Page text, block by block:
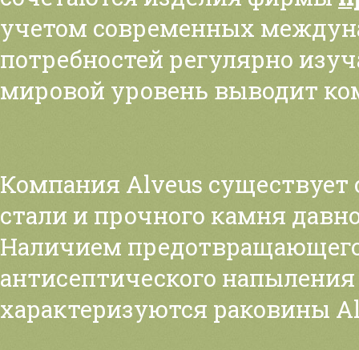
учетом современных
потребностей регулярно
мировой уровень выводит
Компания Alveus
стали и прочного камня
Наличием
антисептического
характеризуются раковины